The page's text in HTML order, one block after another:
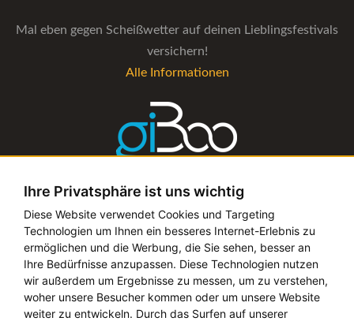
Ihre Privatsphäre ist uns wichtig
Diese Website verwendet Cookies und Targeting
Technologien um Ihnen ein besseres Internet-Erlebnis zu
ermöglichen und die Werbung, die Sie sehen, besser an
Ihre Bedürfnisse anzupassen. Diese Technologien nutzen
wir außerdem um Ergebnisse zu messen, um zu verstehen,
woher unsere Besucher kommen oder um unsere Website
weiter zu entwickeln. Durch das Surfen auf unserer
Mal eben gegen Scheißwetter auf deinen Lieblingsfestivals
versichern!
Alle Informationen
Die Verwaltungs-Software für alle Künstler- und
Bookingagenturen
Alle Informationen